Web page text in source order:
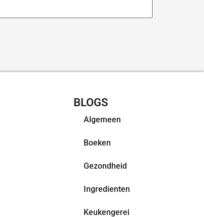
BLOGS
Algemeen
Boeken
Gezondheid
Ingredienten
Keukengerei